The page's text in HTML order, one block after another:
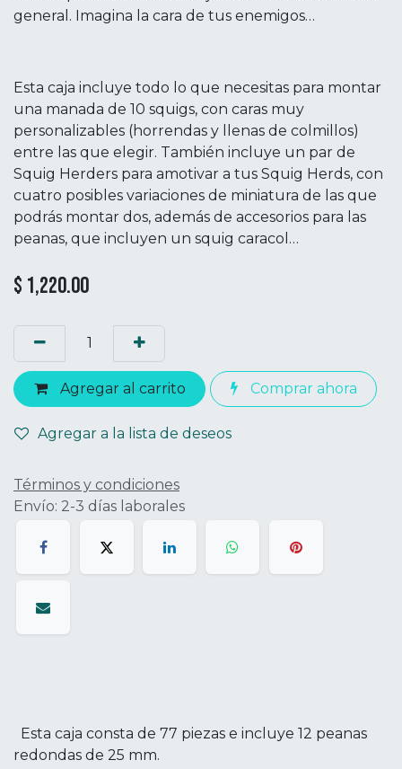
general. Imagina la cara de tus enemigos…
Esta caja incluye todo lo que necesitas para montar
una manada de 10 squigs, con caras muy
personalizables (horrendas y llenas de colmillos)
entre las que elegir. También incluye un par de
Squig Herders para amotivar a tus Squig Herds, con
cuatro posibles variaciones de miniatura de las que
podrás montar dos, además de accesorios para las
peanas, que incluyen un squig caracol…
$ 1,220.00
Agregar al carrito Comprar ahora
Agregar a la lista de deseos
Términos y condiciones
Envío: 2-3 días laborales
Esta caja consta de 77 piezas e incluye 12 peanas
redondas de 25 mm.